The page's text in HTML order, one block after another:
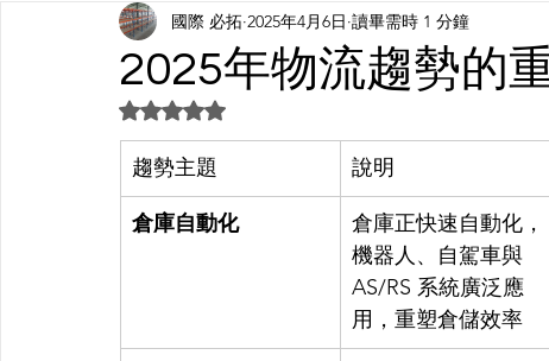
中部貨架實績 物料架規劃 冷凍庫倉儲規劃
2025年物流趨勢的
國際 必拓 2025年4月6日 讀畢需時 1 分鐘
評等為 NaN（最高為 5 顆星）。
趨勢主題 說明
倉庫自動化
倉庫正快速自動化，
機器人、自駕車與
AS/RS 系統廣泛應
用，重塑倉儲效率